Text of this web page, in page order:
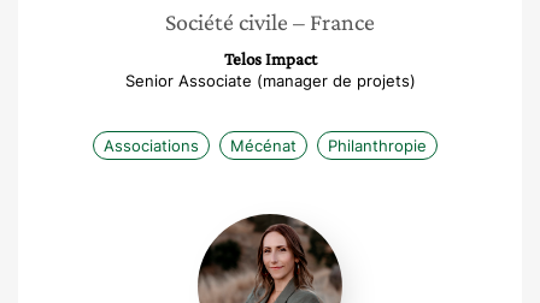
Société civile – France
Telos Impact
Senior Associate (manager de projets)
Associations Mécénat Philanthropie
Alissa
Pelatan-
Mickels